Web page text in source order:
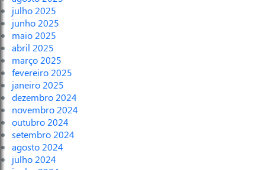
julho 2025
junho 2025
maio 2025
abril 2025
março 2025
fevereiro 2025
janeiro 2025
dezembro 2024
novembro 2024
outubro 2024
setembro 2024
agosto 2024
julho 2024